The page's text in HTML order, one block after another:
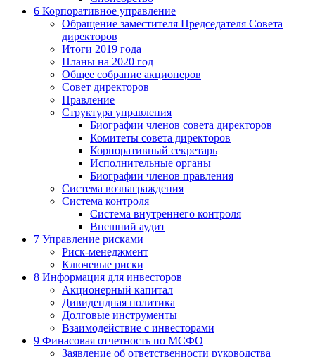
6 Корпоративное управление
Обращение заместителя Председателя Совета
директоров
Итоги 2019 года
Планы на 2020 год
Общее собрание акционеров
Совет директоров
Правление
Структура управления
Биографии членов совета директоров
Комитеты совета директоров
Корпоративный секретарь
Исполнительные органы
Биографии членов правления
Система вознаграждения
Система контроля
Система внутреннего контроля
Внешний аудит
7 Управление рисками
Риск-менеджмент
Ключевые риски
8 Информация для инвесторов
Акционерный капитал
Дивидендная политика
Долговые инструменты
Взаимодействие с инвеcторами
9 Финасовая отчетность по МСФО
Заявление об ответственности руководства